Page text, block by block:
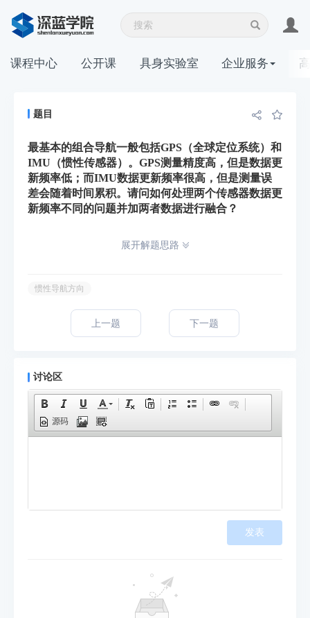
课程中心 公开课 具身实验室 企业服务
题目
最基本的组合导航一般包括GPS（全球定位系统）和
IMU（惯性传感器）。GPS测量精度高，但是数据更
新频率低；而IMU数据更新频率很高，但是测量误
差会随着时间累积。请问如何处理两个传感器数据更
新频率不同的问题并加两者数据进行融合？
展开解题思路
惯性导航方向
上一题 下一题
讨论区
源码
发表